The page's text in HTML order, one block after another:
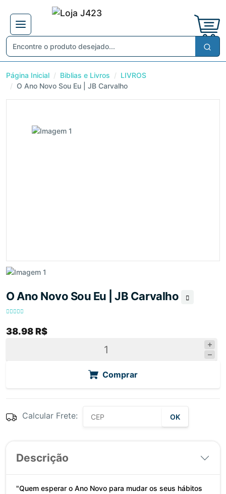
Página Inicial Biblias e Livros
LIVROS
O Ano Novo Sou Eu | JB Carvalho
O Ano Novo Sou Eu | JB Carvalho
38.98 R$
Comprar
Calcular Frete: OK
Descrição
"Quem esperar o Ano Novo para mudar os seus hábitos